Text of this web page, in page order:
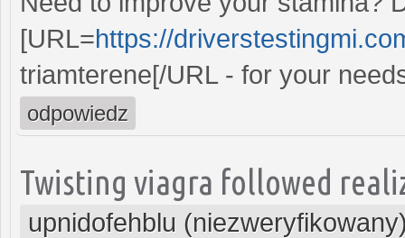
[URL=https://
triamterene[/URL - for your
odpowiedz
Twisting viagra followed
upnidofehblu